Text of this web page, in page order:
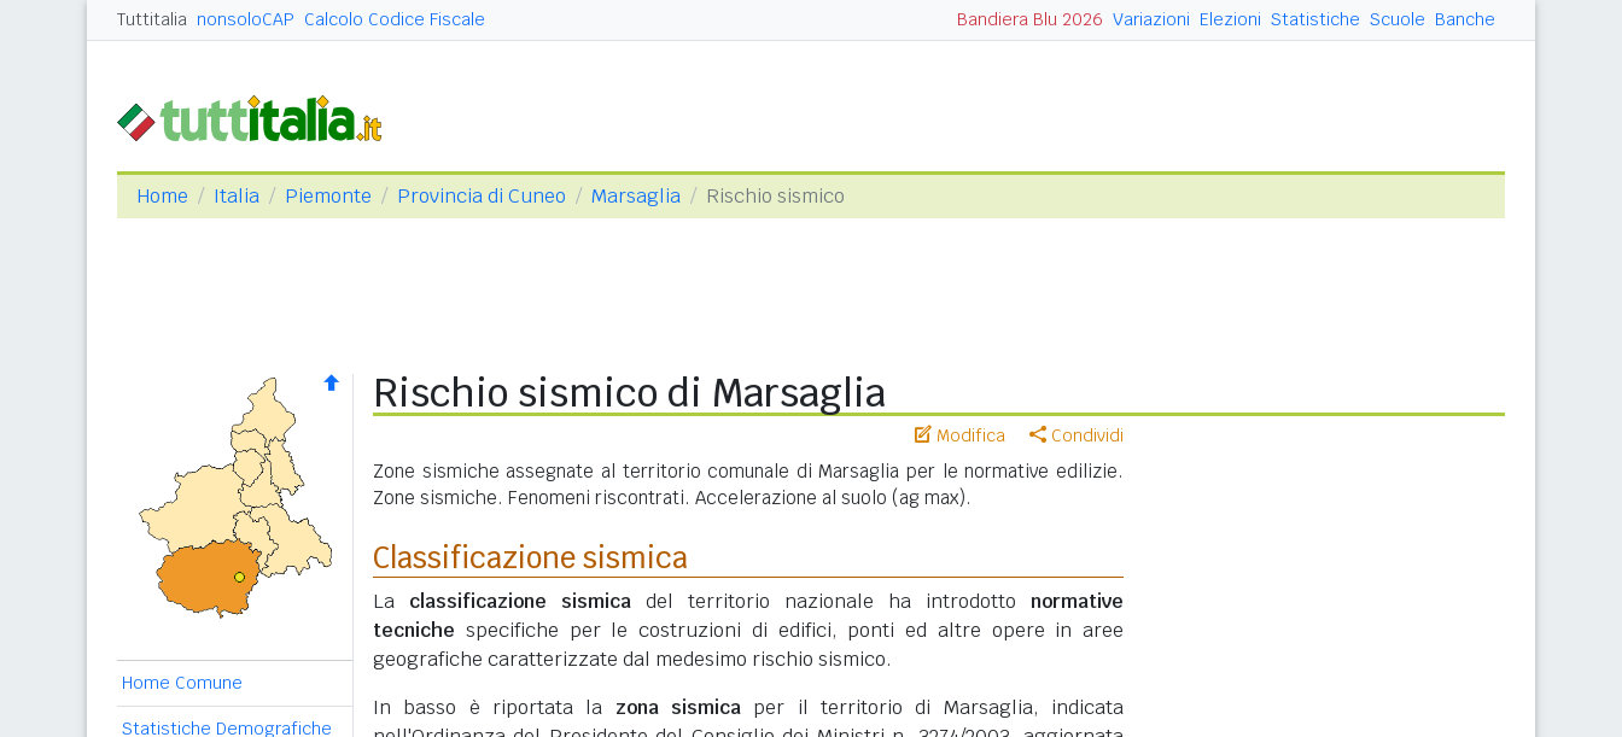
Tuttitalia nonsoloCAP Calcolo Codice Fiscale Bandiera Blu 2026 Variazioni Elezioni Statistiche Scuole Banche
Home Italia Piemonte Provincia di Cuneo Marsaglia Rischio sismico
Home Comune
Statistiche Demografiche
Rischio sismico di Marsaglia
Modifica Condividi
Zone sismiche assegnate al territorio comunale di Marsaglia per le normative edilizie.
Zone sismiche. Fenomeni riscontrati. Accelerazione al suolo (ag max).
Classificazione sismica
La classificazione sismica del territorio nazionale ha introdotto normative
tecniche specifiche per le costruzioni di edifici, ponti ed altre opere in aree
geografiche caratterizzate dal medesimo rischio sismico.
In basso è riportata la zona sismica per il territorio di Marsaglia, indicata